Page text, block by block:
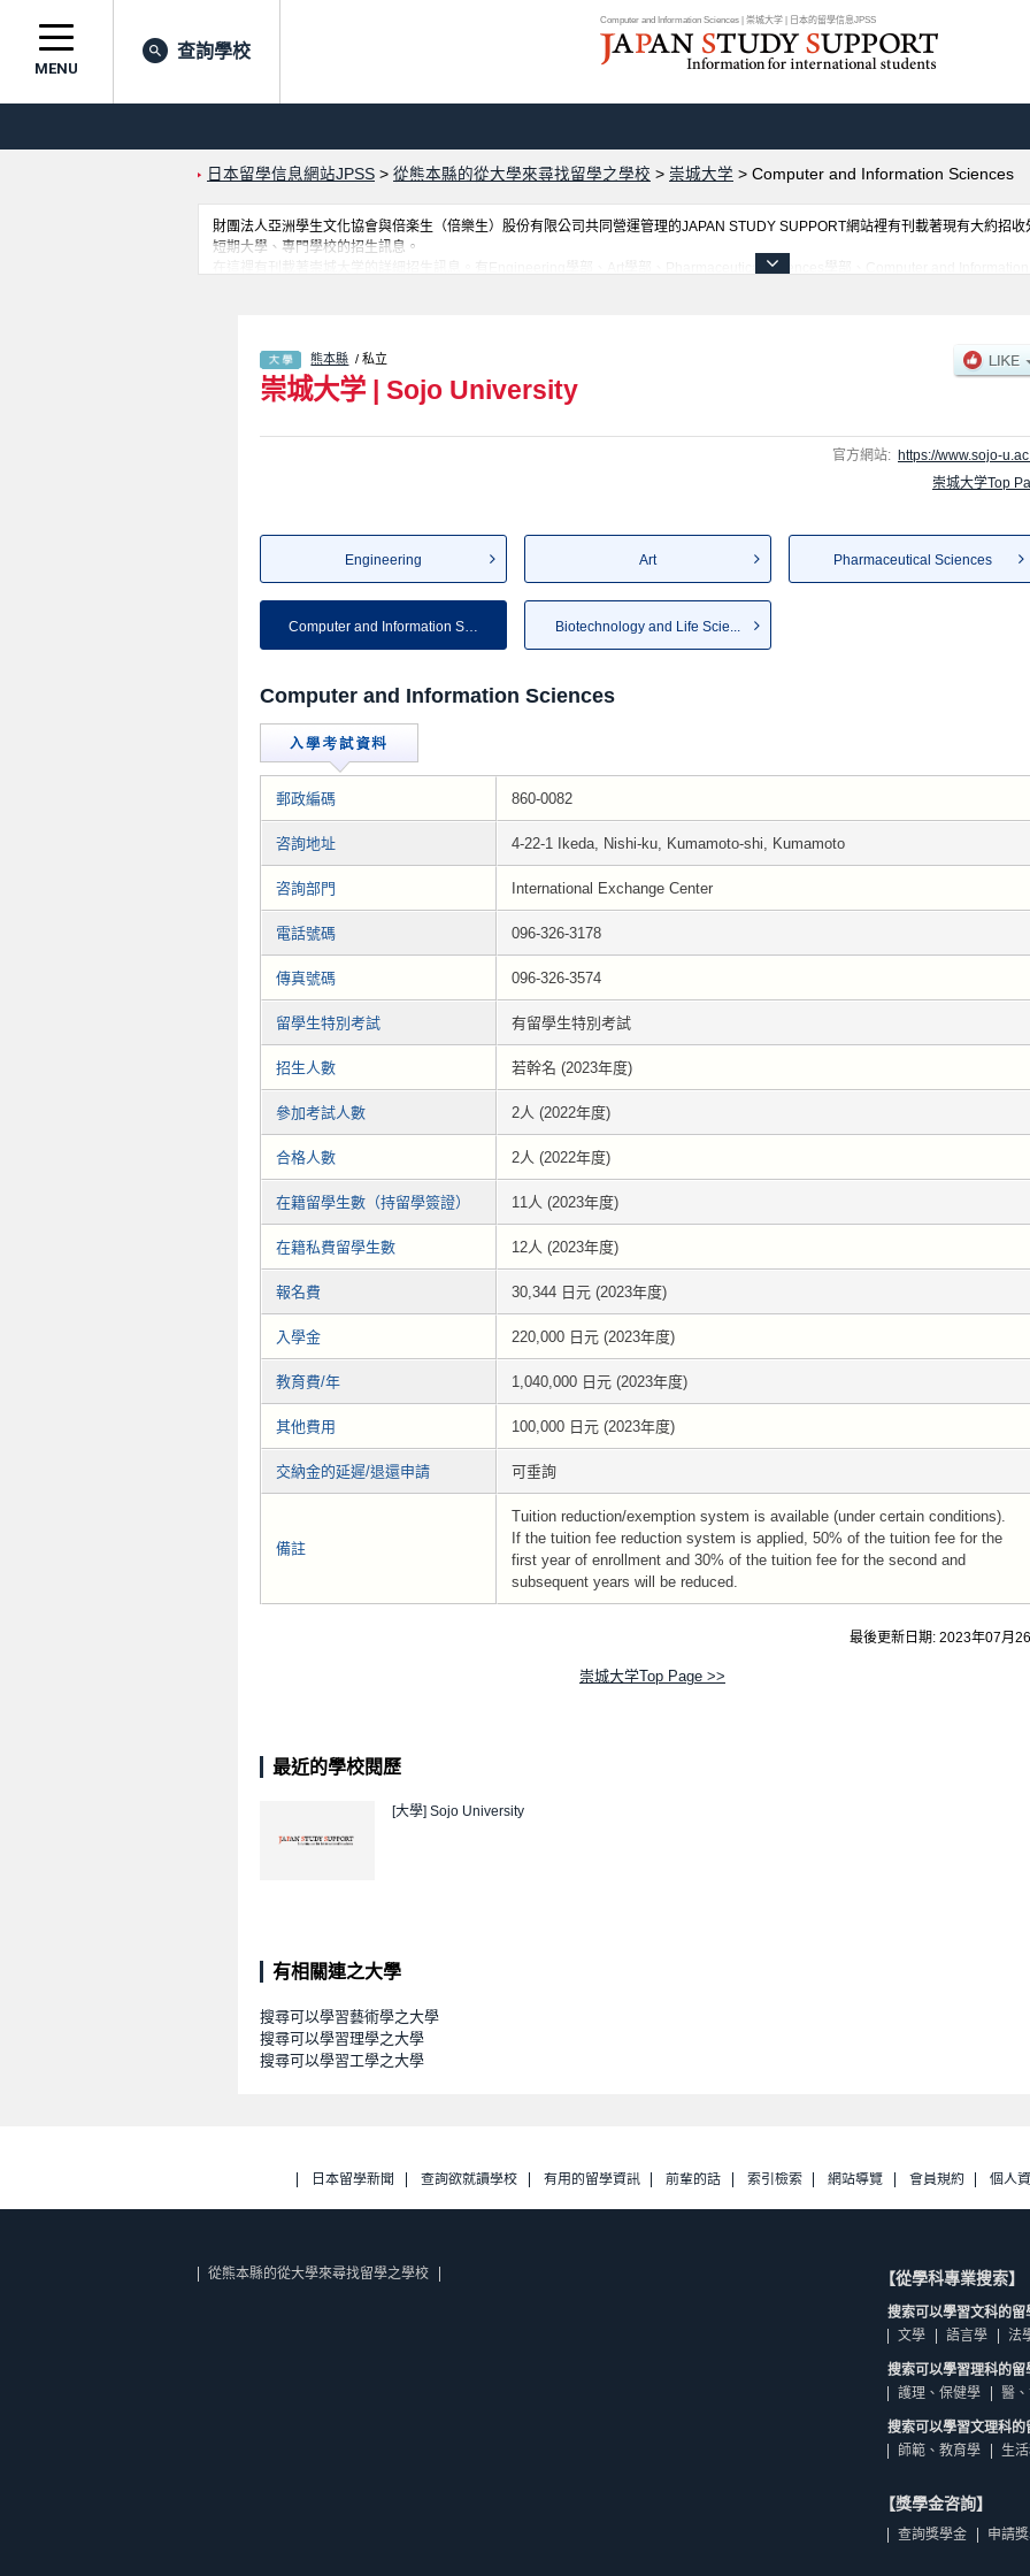
Computer and Information Sciences | 崇城大学 | 日本的留學信息JPSS
MENU
查詢學校
日本留學信息網站JPSS > 從熊本縣的從大學來尋找留學之學校 > 崇城大学 > Computer and Information Sciences
財團法人亞洲學生文化協會與倍楽生（倍樂生）股份有限公司共同營運管理的JAPAN STUDY SUPPORT網站裡有刊載著現有大約招
短期大學、專門學校的招生訊息。
在這裡有刊載著崇城大学的詳細招生訊息。有Engineering學部、Art學部、Pharmaceutical Sciences學部、Computer and
熊本縣 / 私立
崇城大学 | Sojo University
官方網站: https://www.sojo-
崇城大学Top
Engineering Art Pharmaceutical Sciences
Biotechnology and Life Scie...
Computer and Information Sciences
郵政編碼 860-0082
咨詢地址 4-22-1 Ikeda, Nishi-ku, Kumamoto-shi, Kumamoto
咨詢部門 International Exchange Center
電話號碼 096-326-3178
傳真號碼 096-326-3574
留學生特別考試 有留學生特別考試
招生人數 若幹名 (2023年度)
參加考試人數 2人 (2022年度)
合格人數 2人 (2022年度)
在籍留學生數（持留學簽證） 11人 (2023年度)
在籍私費留學生數 12人 (2023年度)
報名費 30,344 日元 (2023年度)
入學金 220,000 日元 (2023年度)
教育費/年 1,040,000 日元 (2023年度)
其他費用 100,000 日元 (2023年度)
交納金的延遲/退還申請 可垂詢
備註
Tuition reduction/exemption system is available (under certain conditions).
If the tuition fee reduction system is applied, 50% of the tuition fee for the
first year of enrollment and 30% of the tuition fee for the second and
subsequent years will be reduced.
最後更新日期: 2023年07月
崇城大学Top Page >>
最近的學校閱歷
[大學] Sojo University
有相關連之大學
搜尋可以學習藝術學之大學
搜尋可以學習理學之大學
搜尋可以學習工學之大學
日本留學新聞 查詢欲就讀學校 有用的留學資訊 前輩的話 索引檢索 網站導覽 會員規約 個人
從熊本縣的從大學來尋找留學之學校 【從學科專業搜索】
搜索可以學習文科的留
文學
語言學 法
搜索可以學習理科的留
護理、保健學
醫
搜索可以學習文理科的
師範、教育學
生
【獎學金咨詢】
查詢獎學金 申請